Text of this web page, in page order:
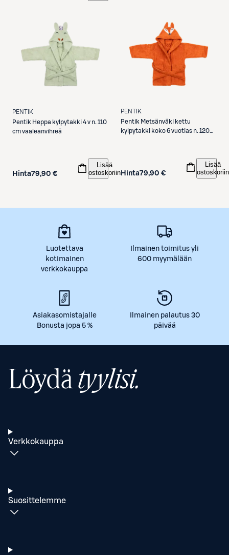
PENTIK
Pentik Heppa kylpytakki 4 v n. 110
cm vaaleanvihreä
Hinta79,90 €
Lisää
ostoskoriin
PENTIK
Pentik Metsänväki kettu
kylpytakki koko 6 vuotias n. 120
Hinta79,90 €
Lisää
ostoskoriin
Luotettava
kotimainen
verkkokauppa
Ilmainen toimitus yli
600 myymälään
Asiakasomistajalle
Bonusta jopa 5 %
Ilmainen palautus 30
päivää
Löydätyylisi.
Verkkokauppa
Suosittelemme